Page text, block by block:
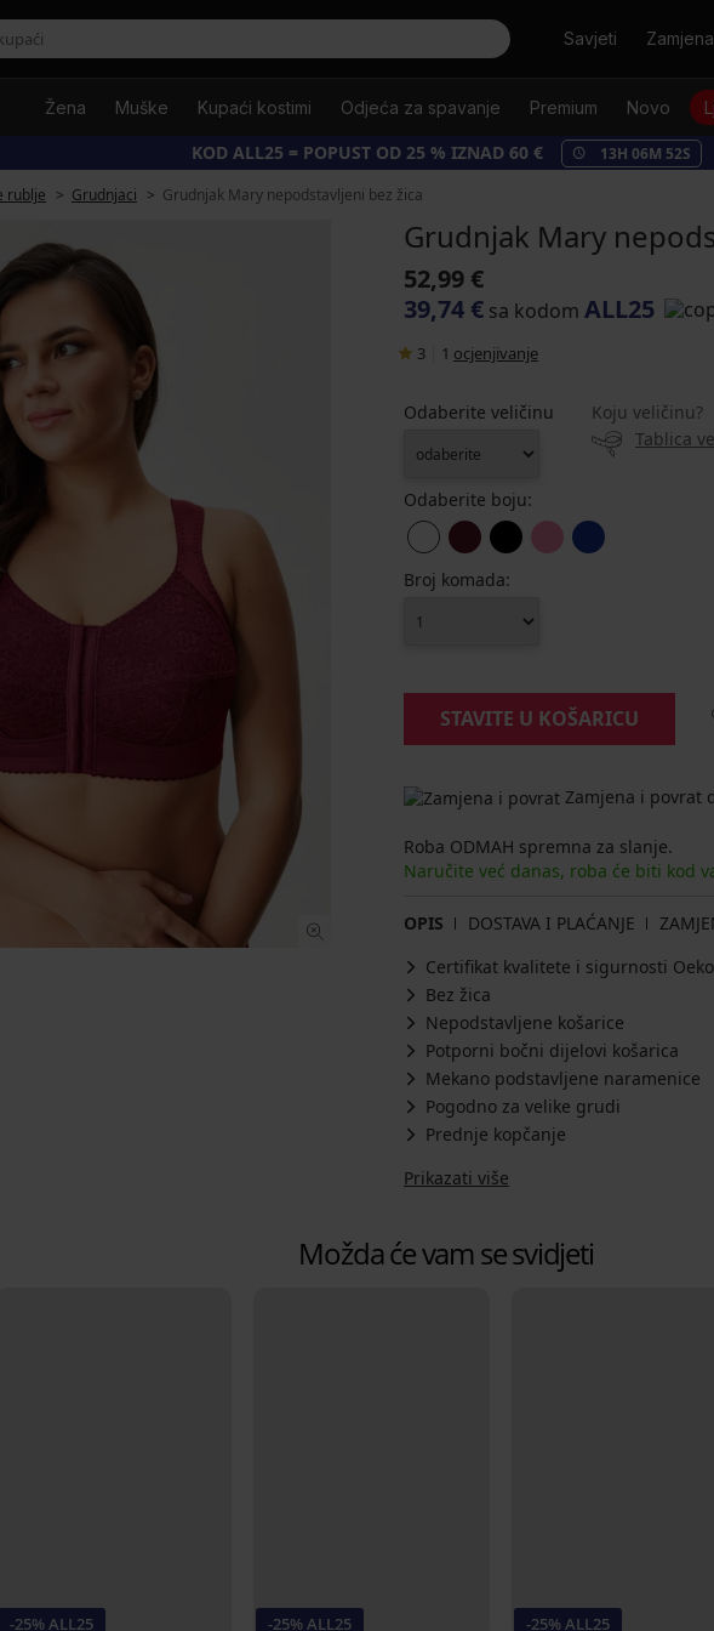
TražitiSavjeti
Žena Muške Kupaći kostimi Odjeća za spavanje Premium Novo
KOD ALL25 = POPUST OD 25 % IZNAD 60 € 13H 06M 51S
rublje Grudnjaci Grudnjak Mary nepodstavljeni bez žica
Grudnjak Mary
52,99 €
39,74 € sa kodom ALL25
3 1 ocjenjivanje
Odaberite veličinu
Koju veličinu?
Tablica
Odaberite boju:
Broj komada:
STAVITE U KOŠARICU
Zamjena i povrat
Roba ODMAH spremna za slanje.
Naručite već danas, roba će biti kod
OPIS DOSTAVA I PLAĆANJE
Certifikat kvalitete i sigurnosti
Bez žica
Nepodstavljene košarice
Potporni bočni dijelovi košarica
Mekano podstavljene naramenice
Pogodno za velike grudi
Prednje kopčanje
Prikazati više
Možda će vam se svidjeti
-25% ALL25 -25% ALL25 -25% ALL25